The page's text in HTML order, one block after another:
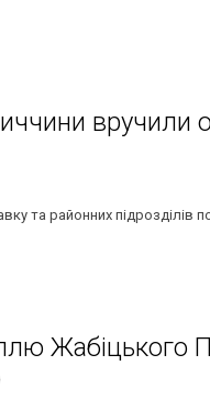
та районних підрозділів
Жабіцького